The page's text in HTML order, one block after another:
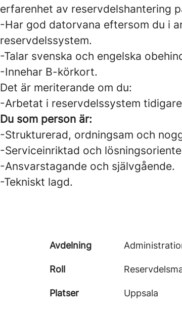
erfarenhet av reservdelshantering
-Har god datorvana eftersom du i
reservdelssystem.
-Talar svenska och engelska
-Innehar B-körkort.
Det är meriterande om du:
-Arbetat i reservdelssystem
Du som person är:
-Strukturerad, ordningsam och
-Serviceinriktad och
-Ansvarstagande och självgående.
-Tekniskt lagd.
Avdelning
Roll
Platser Uppsala